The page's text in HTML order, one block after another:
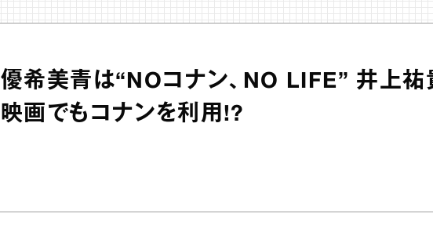
優希美青は“NOコナン、NO LIFE” 井上祐
映画でもコナンを利用!?